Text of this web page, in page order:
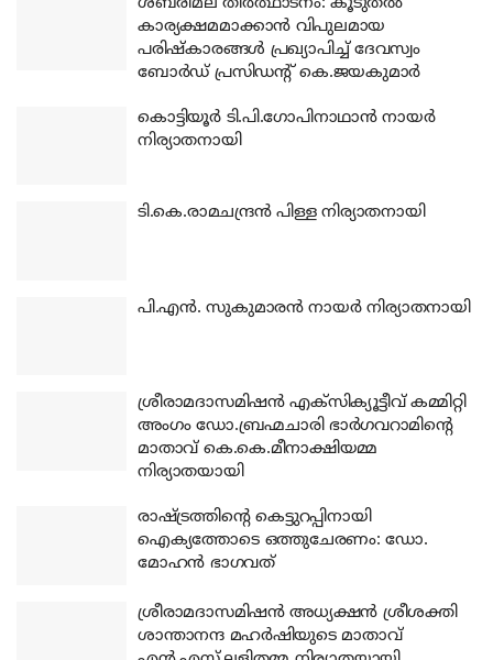
കാര്യക്ഷമമാക്കാന്‍ വിപുലമായ
പരിഷ്‌കാരങ്ങള്‍ പ്രഖ്യാപിച്ച് ദേവസ്വം
ബോര്‍ഡ് പ്രസിഡന്റ് കെ.ജയകുമാര്‍
കൊട്ടിയൂര്‍ ടി.പി.ഗോപിനാഥാന്‍ നായര്‍
നിര്യാതനായി
ടി.കെ.രാമചന്ദ്രന്‍ പിള്ള നിര്യാതനായി
പി.എന്‍. സുകുമാരന്‍ നായര്‍ നിര്യാതനായി
ശ്രീരാമദാസമിഷന്‍ എക്‌സിക്യൂട്ടീവ് കമ്മിറ്റി
അംഗം ഡോ.ബ്രഹ്മചാരി ഭാര്‍ഗവറാമിന്റെ
മാതാവ് കെ.കെ.മീനാക്ഷിയമ്മ
നിര്യാതയായി
രാഷ്ട്രത്തിന്റെ കെട്ടുറപ്പിനായി
ഐക്യത്തോടെ ഒത്തുചേരണം: ഡോ.
മോഹന്‍ ഭാഗവത്
ശ്രീരാമദാസമിഷന്‍ അധ്യക്ഷന്‍ ശ്രീശക്തി
ശാന്താനന്ദ മഹര്‍ഷിയുടെ മാതാവ്